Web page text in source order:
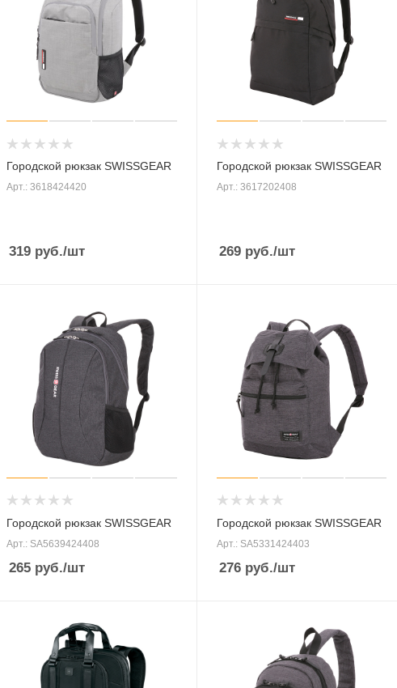
Городской рюкзак SWISSGEAR
Арт.: 3618424420
319руб./шт
Городской рюкзак SWISSGEAR
Арт.: 3617202408
269руб./шт
Городской рюкзак SWISSGEAR
Арт.: SA5639424408
265руб./шт
Городской рюкзак SWISSGEAR
Арт.: SA5331424403
276руб./шт